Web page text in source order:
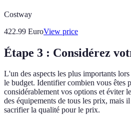
Costway
422.99 EuroView price
Étape 3 : Considérez
L'un des aspects les plus importants
le budget. Identifier combien vous êtes
considérablement vos options et éviter
des équipements de tous les prix, mais
sacrifier la qualité pour le prix.